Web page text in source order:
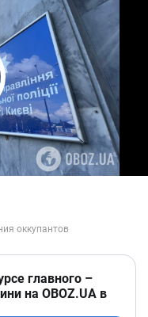
Video
главного –
на OBOZ.UA в